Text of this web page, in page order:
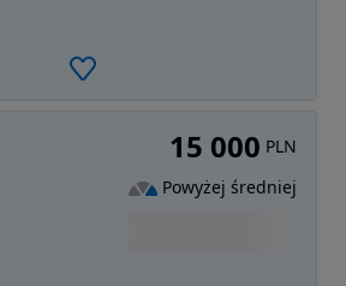
15 000 PLN
Powyżej średniej